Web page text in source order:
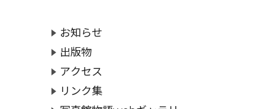
お知らせ
出版物
アクセス
リンク集